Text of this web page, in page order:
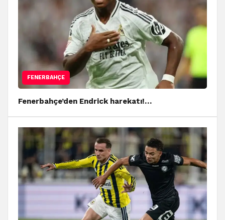
FENERBAHÇE
Fenerbahçe’den Endrick harekatı!…